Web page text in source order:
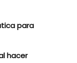
para
hacer